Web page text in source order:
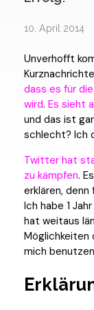
10. April 2014
Unverhofft
dass es für
wird. Es sieht
und das ist
schlecht? Ich
Twitter hat
zu kämpfen.
erklären,
Ich habe 1
hat weitaus
Möglichkeiten
mich